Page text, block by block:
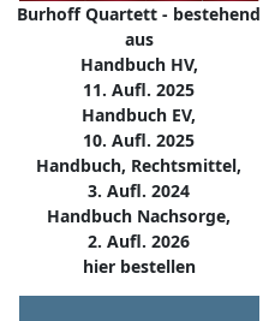
Burhoff Quartett - bestehend
aus
Handbuch HV,
11. Aufl. 2025
Handbuch EV,
10. Aufl. 2025
Handbuch, Rechtsmittel,
3. Aufl. 2024
Handbuch Nachsorge,
2. Aufl. 2026
hier bestellen